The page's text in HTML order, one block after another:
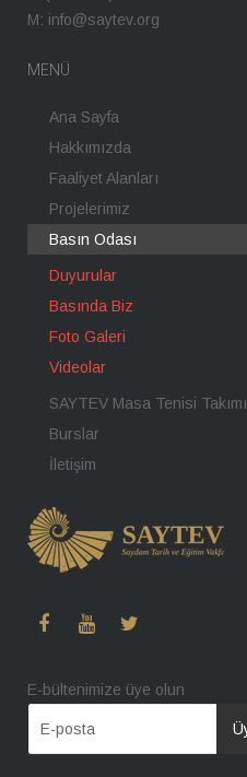
M: info@saytev.org
MENÜ
Ana Sayfa
Hakkımızda
Faaliyet Alanları
Projelerimiz
Basın Odası
Duyurular
Basında Biz
Foto Galeri
Videolar
SAYTEV Masa Tenisi Takımı
Burslar
İletişim
E-bültenimize üye olun